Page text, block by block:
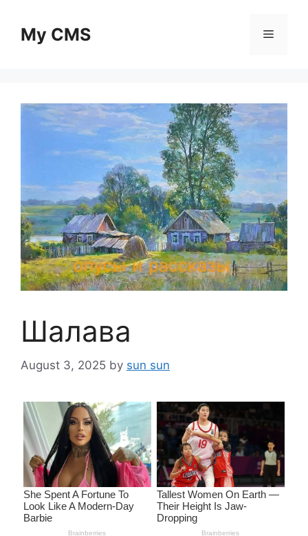
contentMy CMS Menu
Шалава
August 3, 2025 by sun sun